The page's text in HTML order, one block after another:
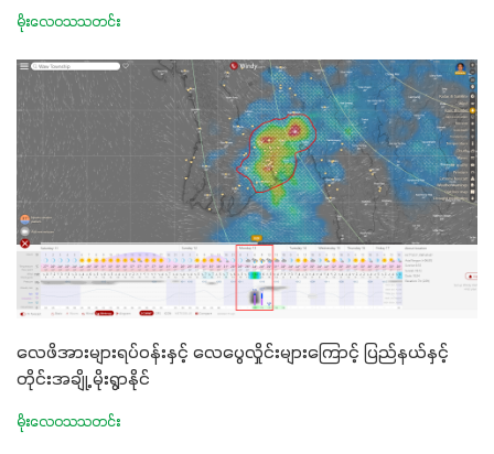
မိုးလေဝသသတင်း
လေဖိအားများရပ်ဝန်းနှင့် လေပွေလှိုင်းများကြောင့် ပြည်နယ်နှင့်
တိုင်းအချို့ မိုးရွာနိုင်
မိုးလေဝသသတင်း